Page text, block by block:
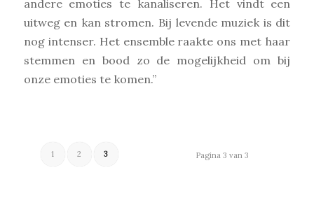
andere emoties te kanaliseren. Het vindt een
uitweg en kan stromen. Bij levende muziek is dit
nog intenser. Het ensemble raakte ons met haar
stemmen en bood zo de mogelijkheid om bij
onze emoties te komen.”
Pagina 3 van 3
1 2 3